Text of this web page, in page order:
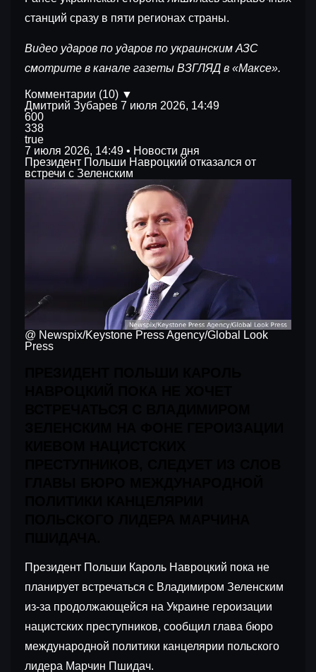
станций сразу в пяти регионах страны.
Видео ударов по ударов по украинским АЗС
смотрите в канале газеты ВЗГЛЯД в «Максе».
Комментарии (10) ▼
Дмитрий Зубарев 7 июля 2026, 14:49
600
338
true
7 июля 2026, 14:49 • Новости дня
Президент Польши Навроцкий отказался от
встречи с Зеленским
@ Newspix/Keystone Press Agency/Global Look
Press
Президент Польши Кароль Навроцкий пока не
планирует встречаться с Владимиром Зеленским
из-за продолжающейся на Украине героизации
нацистских преступников, сообщил глава бюро
международной политики канцелярии польского
лидера Марчин Пшидач.